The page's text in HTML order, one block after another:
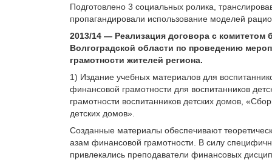
Подготовлено 3 социальных ролика,
пропагандировали использование моделей
2013/14 — Реализация договора с комитетом
Волгоградской области по проведению
грамотности жителей региона.
1) Издание учебных материалов для
финансовой грамотности для воспитанников
грамотности воспитанников детских домов,
детских домов».
Созданные материалы обеспечивают
азам финансовой грамотности. В силу
привлекались преподаватели финансовых